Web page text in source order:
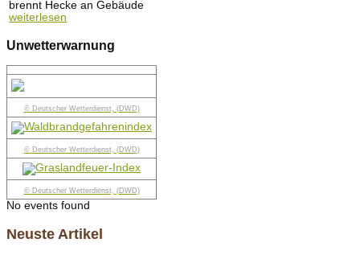
brennt Hecke an Gebäude
weiterlesen
Unwetterwarnung
© Deutscher Wetterdienst, (DWD)
© Deutscher Wetterdienst, (DWD)
© Deutscher Wetterdienst, (DWD)
No events found
Neuste Artikel